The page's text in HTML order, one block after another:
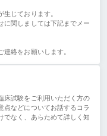
じております。
に関しましては下記までメー
絡をお願いします。
床試験をご利用いただく方の
点などについてお話するコラ
でなく、あらためて詳しく知